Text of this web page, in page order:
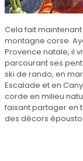
Cela fait
montagne corse.
Provence natale, il
parcourant ses
ski de rando, en
Escalade et en
corde en milieu
faisant partager en
des décors